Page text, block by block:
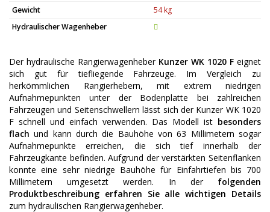
Gewicht
54 kg
Hydraulischer Wagenheber
Der hydraulische Rangierwagenheber Kunzer WK 1020 F eignet
sich gut für tiefliegende Fahrzeuge. Im Vergleich zu
herkömmlichen Rangierhebern, mit extrem niedrigen
Aufnahmepunkten unter der Bodenplatte bei zahlreichen
Fahrzeugen und Seitenschwellern lässt sich der Kunzer WK 1020
F schnell und einfach verwenden. Das Modell ist besonders
flach und kann durch die Bauhöhe von 63 Millimetern sogar
Aufnahmepunkte erreichen, die sich tief innerhalb der
Fahrzeugkante befinden. Aufgrund der verstärkten Seitenflanken
konnte eine sehr niedrige Bauhöhe für Einfahrtiefen bis 700
Millimetern umgesetzt werden. In der folgenden
Produktbeschreibung erfahren Sie alle wichtigen Details
zum hydraulischen Rangierwagenheber.